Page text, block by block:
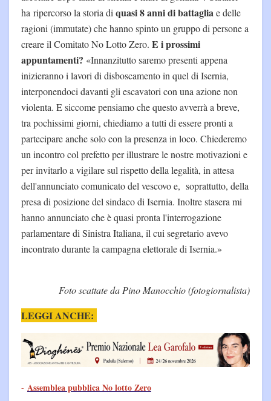
ha ripercorso la storia diquasi 8 anni di battagliae delle
ragioni (immutate) che hanno spinto un gruppo di persone a
creare il Comitato No Lotto Zero. E i prossimi
appuntamenti? «Innanzitutto saremo presenti appena
inizieranno i lavori di disboscamento in quel di Isernia,
interponendoci davanti gli escavatori con una azione non
violenta. E siccome pensiamo che questo avverrà a breve,
tra pochissimi giorni, chiediamo a tutti di essere pronti a
partecipare anche solo con la presenza in loco. Chiederemo
un incontro col prefetto per illustrare le nostre motivazioni e
per invitarlo a vigilare sul rispetto della legalità, in attesa
dell'annunciato comunicato del vescovo e, soprattutto, della
presa di posizione del sindaco di Isernia. Inoltre stasera mi
hanno annunciato che è quasi pronta l'interrogazione
parlamentare di Sinistra Italiana, il cui segretario avevo
incontrato durante la campagna elettorale di Isernia.»
Foto scattate da Pino Manocchio (fotogiornalista)
LEGGI ANCHE:
- Assemblea pubblica No lotto Zero